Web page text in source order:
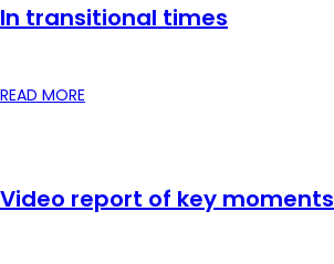
In transitional times
READ MORE
Video report of key moments